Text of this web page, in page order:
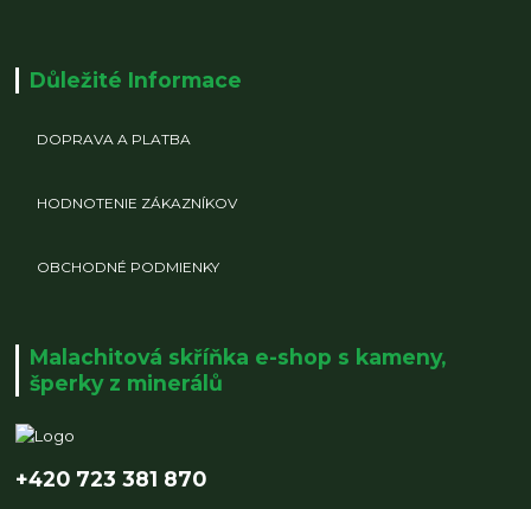
Důležité Informace
DOPRAVA A PLATBA
HODNOTENIE ZÁKAZNÍKOV
OBCHODNÉ PODMIENKY
Malachitová skříňka e-shop s kameny,
šperky z minerálů
+420 723 381 870